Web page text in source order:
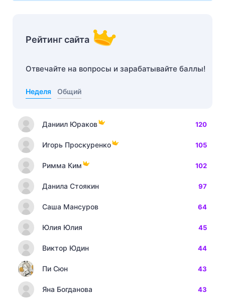
Рейтинг сайта
Отвечайте на вопросы и зарабатывайте баллы!
Неделя Общий
Даниил Юраков 120
Игорь Проскуренко 105
Римма Ким 102
Данила Стоякин 97
Саша Мансуров 64
Юлия Юлия 45
Виктор Юдин 44
Пи Сюн 43
Яна Богданова 43